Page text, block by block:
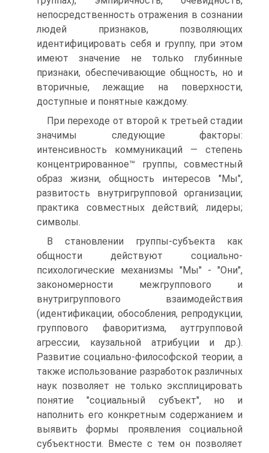
непосредственность отражения в сознании
людей признаков, позволяющих
идентифицировать себя и группу, при этом
имеют значение не только глубинные
признаки, обеспечивающие общность, но и
вторичные, лежащие на поверхности,
доступные и понятные каждому.
При переходе от второй к третьей стадии
значимы следующие факторы:
интенсивность коммуникаций — степень
концентрированное™ группы, совместный
образ жизни, общность интересов "Мы",
развитость внутригрупповой организации;
практика совместных действий; лидеры;
символы.
В становлении группы-субъекта как
общности действуют социально-
психологические механизмы "Мы" - "Они",
закономерности межгруппового и
внутригруппового взаимодействия
(идентификации, обособления, репродукции,
группового фаворитизма, аутгрупповой
агрессии, каузальной атрибуции и др.).
Развитие социально-философской теории, а
также использование разработок различных
наук позволяет не только эксплицировать
понятие "социальный субъект", но и
наполнить его конкретным содержанием и
выявить формы проявления социальной
субъектности. Вместе с тем он позволяет